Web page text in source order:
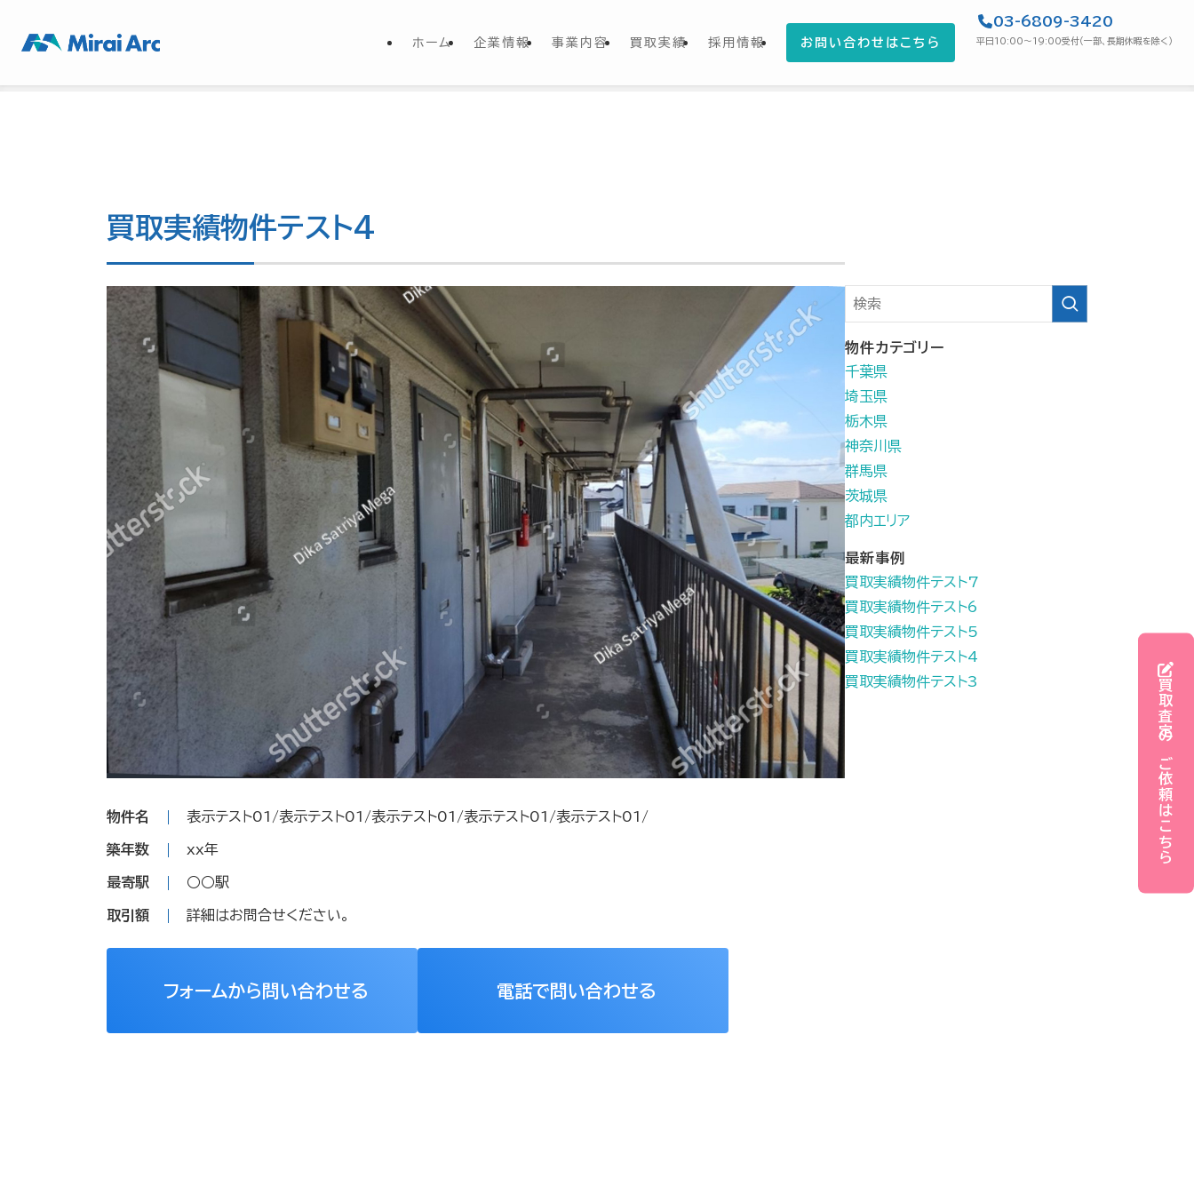
ホーム 企業情報 事業内容 買取実績 採用情報 お問い合わせはこちら
03-6809-3420
平日10:00〜19:00受付（一部、長期休暇を除く）
買取実績物件テスト4
物件名 表示テスト01/表示テスト01/表示テスト01/表示テスト01/表示テスト01/
築年数 xx年
最寄駅 ○○駅
取引額 詳細はお問合せください。
フォームから問い合わせる 電話で問い合わせる
物件カテゴリー
千葉県
埼玉県
栃木県
神奈川県
群馬県
茨城県
都内エリア
最新事例
買取実績物件テスト7
買取実績物件テスト6
買取実績物件テスト5
買取実績物件テスト4
買取実績物件テスト3
買取査定のご依頼はこちら